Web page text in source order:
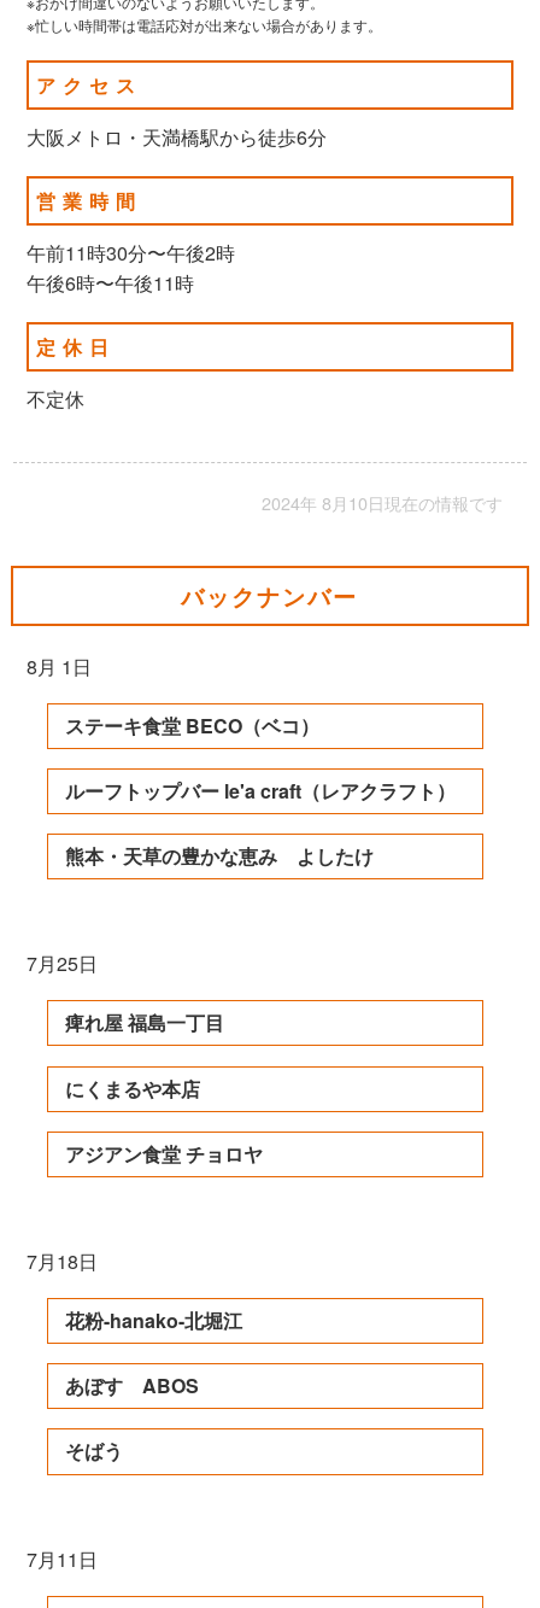
※忙しい時間帯は電話応対が出来ない場合があります。
アクセス
大阪メトロ・天満橋駅から徒歩6分
営業時間
午前11時30分〜午後2時
午後6時〜午後11時
定休日
不定休
2024年 8月10日現在の情報です
バックナンバー
8月 1日
ステーキ食堂 BECO（ベコ）
ルーフトップバー le'a craft（レアクラフト）
熊本・天草の豊かな恵み よしたけ
7月25日
痺れ屋 福島一丁目
にくまるや本店
アジアン食堂 チョロヤ
7月18日
花粉-hanako-北堀江
あぼす ABOS
そばう
7月11日